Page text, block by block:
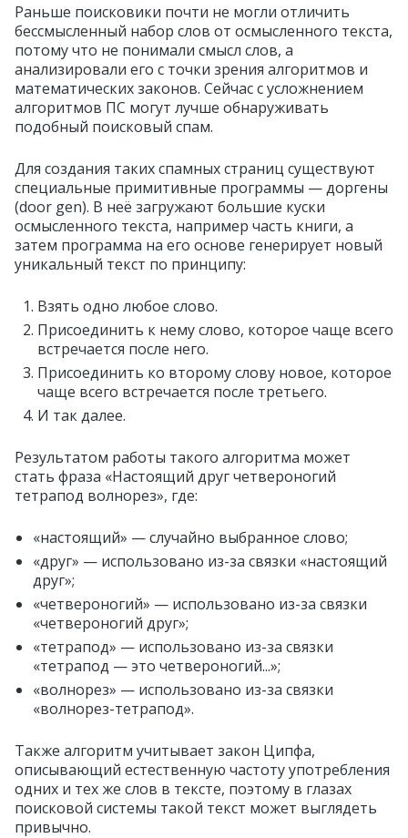
Раньше поисковики почти не могли отличить
бессмысленный набор слов от осмысленного текста,
потому что не понимали смысл слов, а
анализировали его с точки зрения алгоритмов и
математических законов. Сейчас с усложнением
алгоритмов ПС могут лучше обнаруживать
подобный поисковый спам.
Для создания таких спамных страниц существуют
специальные примитивные программы — доргены
(door gen). В неё загружают большие куски
осмысленного текста, например часть книги, а
затем программа на его основе генерирует новый
уникальный текст по принципу:
Взять одно любое слово.
Присоединить к нему слово, которое чаще всего
встречается после него.
Присоединить ко второму слову новое, которое
чаще всего встречается после третьего.
И так далее.
Результатом работы такого алгоритма может
стать фраза «Настоящий друг четвероногий
тетрапод волнорез», где:
«настоящий» — случайно выбранное слово;
«друг» — использовано из-за связки «настоящий
друг»;
«четвероногий» — использовано из-за связки
«четвероногий друг»;
«тетрапод» — использовано из-за связки
«тетрапод — это четвероногий...»;
«волнорез» — использовано из-за связки
«волнорез-тетрапод».
Также алгоритм учитывает закон Ципфа,
описывающий естественную частоту употребления
одних и тех же слов в тексте, поэтому в глазах
поисковой системы такой текст может выглядеть
привычно.